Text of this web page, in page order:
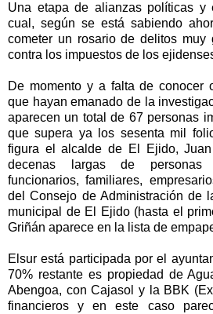
Una etapa de alianzas políticas y
cual, según se está sabiendo
cometer un rosario de delitos muy
contra los impuestos de los
De momento y a falta de conocer
que hayan emanado de la
aparecen un total de 67 personas
que supera ya los sesenta mil
figura el alcalde de El Ejido,
decenas largas de
funcionarios, familiares,
del Consejo de Administración de
municipal de El Ejido (hasta el
Griñán aparece en la lista de
Elsur está participada por el
70% restante es propiedad de
Abengoa, con Cajasol y la BBK
financieros y en este caso